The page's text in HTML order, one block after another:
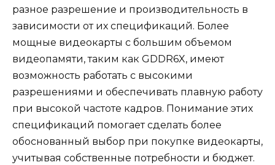
разное разрешение и производительность в
зависимости от их спецификаций. Более
мощные видеокарты с большим объемом
видеопамяти, таким как GDDR6X, имеют
возможность работать с высокими
разрешениями и обеспечивать плавную работу
при высокой частоте кадров. Понимание этих
спецификаций помогает сделать более
обоснованный выбор при покупке видеокарты,
учитывая собственные потребности и бюджет.